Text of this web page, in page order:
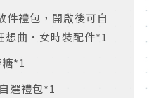
件禮包，開啟後可自
想曲‧女時裝配件*1
*1
選禮包*1